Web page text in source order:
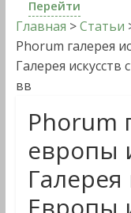
Перейти
Главная >Статьи
Phorum галерея
Галерея
вв
Phorum
европы
Галерея